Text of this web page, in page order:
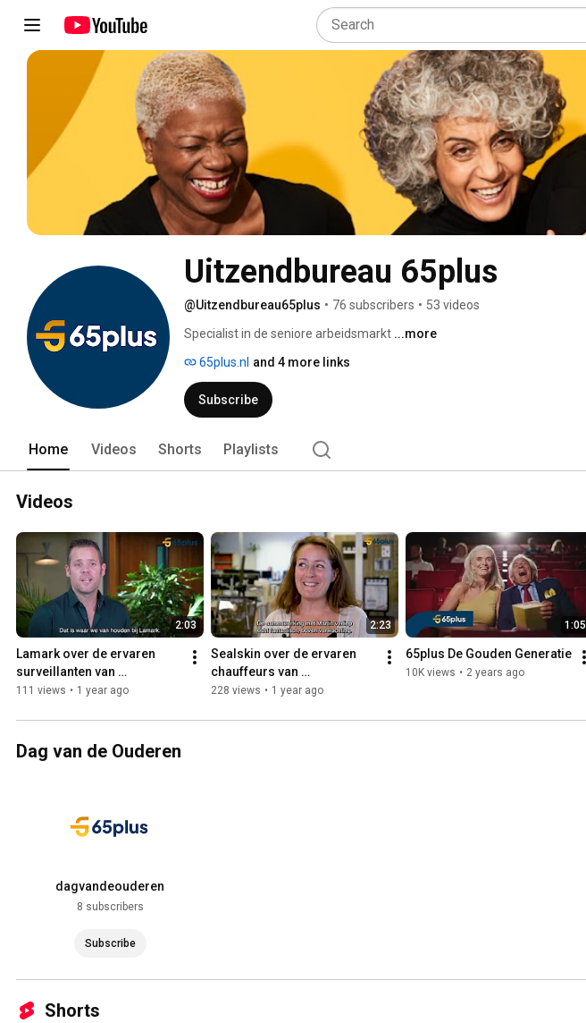
Uitzendbureau 65plus
@Uitzendbureau65plus • 76 subscribers • 53 videos
Specialist in de seniore arbeidsmarkt ...more
65plus.nl and 4 more links
Subscribe
Home Videos Shorts Playlists
Videos
2:03
Lamark over de ervaren
surveillanten van
Uitzendbureau 65plus
111 views • 1 year ago
2:23
Sealskin over de ervaren
chauffeurs van
Uitzendbureau 65plus
228 views • 1 year ago
1:05
65plus De Gouden Generatie
10K views • 2 years ago
Dag van de Ouderen
dagvandeouderen
8 subscribers
Subscribe
Shorts